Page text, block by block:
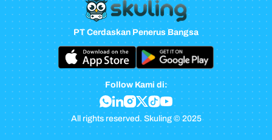
PT Cerdaskan Penerus Bangsa
Follow Kami di:
All rights reserved. Skuling © 2025